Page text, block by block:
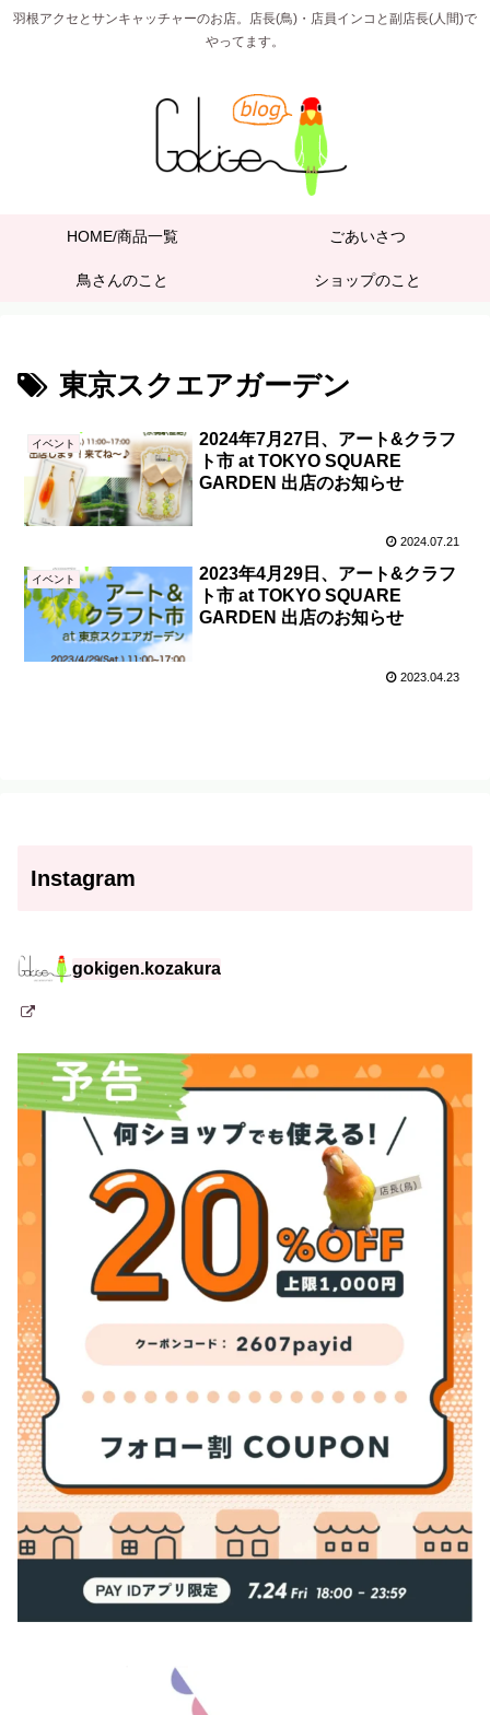
羽根アクセとサンキャッチャーのお店。店長(鳥)・店員インコと副店長(人間)で
やってます。
HOME/商品一覧 ごあいさつ
鳥さんのこと ショップのこと
東京スクエアガーデン
イベント
2024年7月27日、アート&クラフ
ト市 at TOKYO SQUARE
GARDEN 出店のお知らせ
2024.07.21
イベント
2023年4月29日、アート&クラフ
ト市 at TOKYO SQUARE
GARDEN 出店のお知らせ
2023.04.23
Instagram
gokigen.kozakura